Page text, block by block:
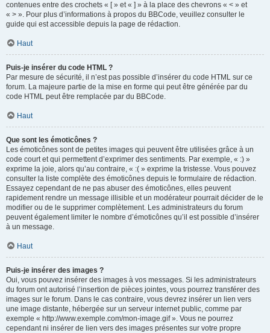
contenues entre des crochets « [ » et « ] » à la place des chevrons « < » et
« > ». Pour plus d’informations à propos du BBCode, veuillez consulter le
guide qui est accessible depuis la page de rédaction.
Haut
Puis-je insérer du code HTML ?
Par mesure de sécurité, il n’est pas possible d’insérer du code HTML sur ce
forum. La majeure partie de la mise en forme qui peut être générée par du
code HTML peut être remplacée par du BBCode.
Haut
Que sont les émoticônes ?
Les émoticônes sont de petites images qui peuvent être utilisées grâce à un
code court et qui permettent d’exprimer des sentiments. Par exemple, « :) »
exprime la joie, alors qu’au contraire, « :( » exprime la tristesse. Vous pouvez
consulter la liste complète des émoticônes depuis le formulaire de rédaction.
Essayez cependant de ne pas abuser des émoticônes, elles peuvent
rapidement rendre un message illisible et un modérateur pourrait décider de le
modifier ou de le supprimer complètement. Les administrateurs du forum
peuvent également limiter le nombre d’émoticônes qu’il est possible d’insérer
à un message.
Haut
Puis-je insérer des images ?
Oui, vous pouvez insérer des images à vos messages. Si les administrateurs
du forum ont autorisé l’insertion de pièces jointes, vous pourrez transférer des
images sur le forum. Dans le cas contraire, vous devrez insérer un lien vers
une image distante, hébergée sur un serveur internet public, comme par
exemple « http://www.exemple.com/mon-image.gif ». Vous ne pourrez
cependant ni insérer de lien vers des images présentes sur votre propre